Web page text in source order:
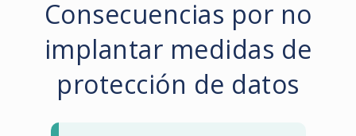
Consecuencias por no
implantar medidas de
protección de datos